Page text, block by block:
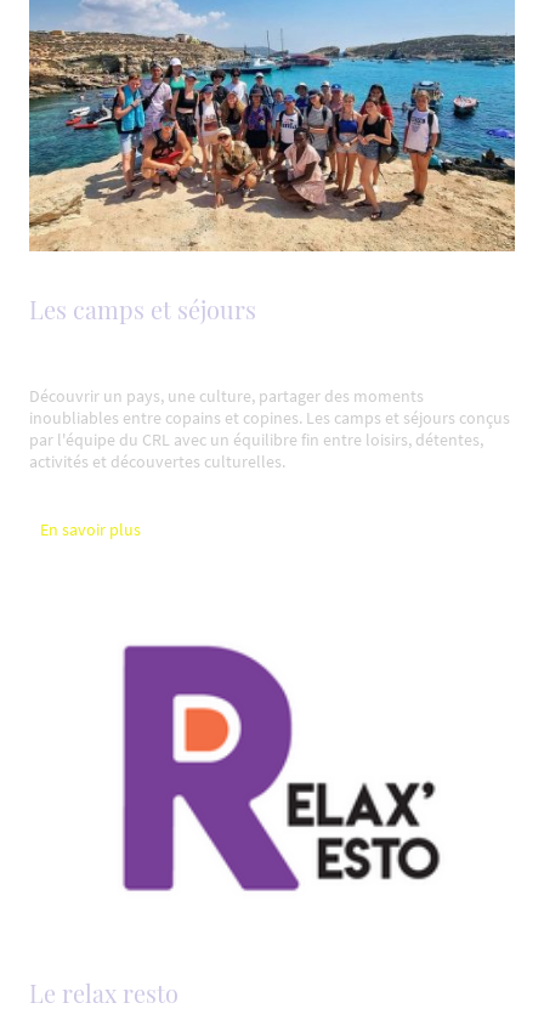
Les camps et séjours
Découvrir un pays, une culture, partager des moments
inoubliables entre copains et copines. Les camps et séjours conçus
par l'équipe du CRL avec un équilibre fin entre loisirs, détentes,
activités et découvertes culturelles.
En savoir plus
Le relax resto